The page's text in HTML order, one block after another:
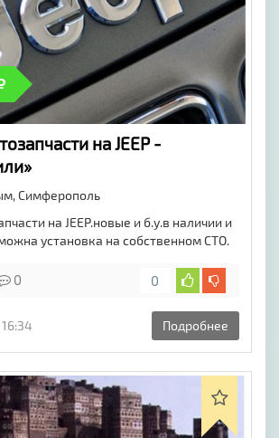
на JEEP -
Симферополь
на JEEP.новые и б.у.в наличии и
установка на собственном СТО.
0 0
Подробнее